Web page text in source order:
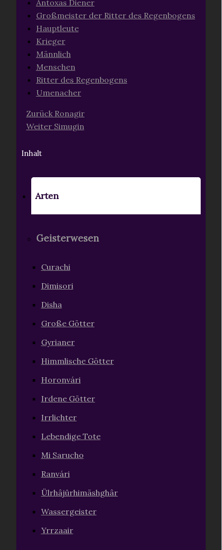
Arten
Geisterwesen
Curachi
Dimisori
Disha
Große Götter
Gyrianer
Himmlische Götter
Horonvári
Irdene Götter
Irrlichter
Lebendige Tote
Mi Sarucho
Ranvári
Ülrhâjûrhimäshghâr
Wassergeister
Yrrzaair
Antoxas Diener
Großmeister der Ritter des Regenbogens
Hauptleute
Krieger
Männlich
Menschen
Ritter des Regenbogens
Umenacher
Zurück Ronagir
Weiter Simugin
Inhalt